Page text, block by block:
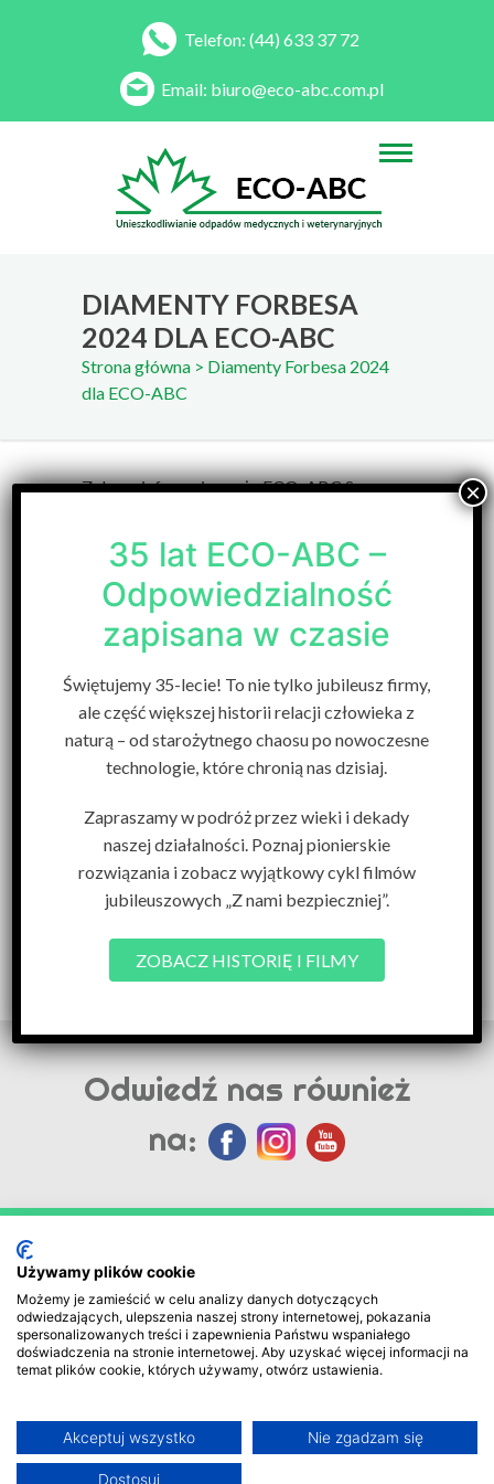
Telefon: (44) 633 37 72
Email: biuro@eco-abc.com.pl
DIAMENTY FORBESA
2024 DLA ECO-ABC
Strona główna > Diamenty Forbesa 2024
dla ECO-ABC
Z dumą informujemy, że ECO-ABC Sp. o.o.
najbardziej prestiżowych nagród
biznesowych – Diamentów Forbesa 2024.
Jest to prestiżowy ranking, w którym
wyróżniane są wiarygodne firmy osiągające
najlepsze wyniki finansowe.
Zostaliśmy wyróżnieni jako jedna z
najbardziej dynamicznie rozwijających się
firm w Polsce.
Tego sukcesu nie byłoby bez naszych
pracowników, partnerów i klientów.
Dziękujemy za Wasze zaufanie i wsparcie!
Wróć
Odwiedź nas również
na:
© 2018 ECO-ABC Sp. z o.o. | tel: (44) 633 37 72
Projekt i wykonanie:
ITCENTER.PL
RODO – Klauzula informacyjna
35 lat ECO-ABC –
Odpowiedzialność
zapisana w czasie
Świętujemy 35-lecie! To nie tylko jubileusz firmy,
ale część większej historii relacji człowieka z
naturą – od starożytnego chaosu po nowoczesne
technologie, które chronią nas dzisiaj.
Zapraszamy w podróż przez wieki i dekady
naszej działalności. Poznaj pionierskie
rozwiązania i zobacz wyjątkowy cykl filmów
jubileuszowych „Z nami bezpieczniej”.
ZOBACZ HISTORIĘ I FILMY
Używamy plików cookie
Możemy je zamieścić w celu analizy danych dotyczących
odwiedzających, ulepszenia naszej strony internetowej, pokazania
spersonalizowanych treści i zapewnienia Państwu wspaniałego
doświadczenia na stronie internetowej. Aby uzyskać więcej informacji na
temat plików cookie, których używamy, otwórz ustawienia.
Akceptuj wszystko Nie zgadzam się
Dostosuj